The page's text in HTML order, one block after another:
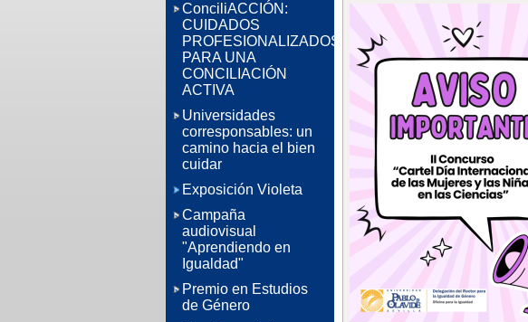
ConciliACCIÓN:
CUIDADOS
PROFESIONALIZADOS
PARA UNA
CONCILIACIÓN
ACTIVA
Universidades
corresponsables: un
camino hacia el bien
cuidar
Exposición Violeta
Campaña
audiovisual
"Aprendiendo en
Igualdad"
Premio en Estudios
de Género